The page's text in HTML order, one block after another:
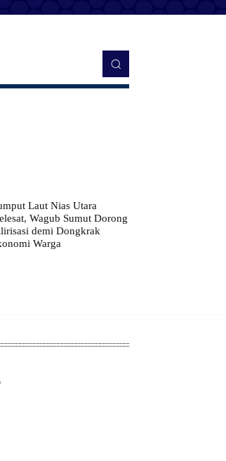
Laut Nias Utara
Wagub Sumut Dorong
demi Dongkrak
Warga